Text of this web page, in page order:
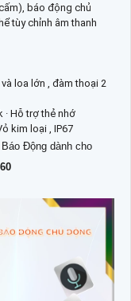
báo động chủ
tùy chỉnh âm thanh
loa lớn , đàm thoại 2
Hỗ trợ thẻ nhớ
kim loại , IP67
Động dành cho